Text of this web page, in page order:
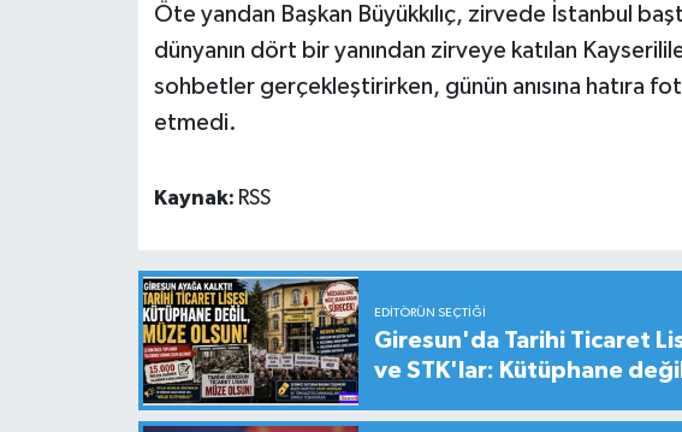
Öte yandan Başkan Büyükkılıç, zirvede İstanbul
dünyanın dört bir yanından zirveye katılan
sohbetler gerçekleştirirken, günün anısına hatıra
etmedi.
Kaynak: RSS
EDITÖRÜN SEÇTIĞI
Giresun'da Tarihi Ticaret
ve STK'lar: Kütüphane değil